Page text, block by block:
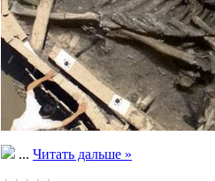
... Читать дальше »